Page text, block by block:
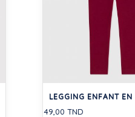
LEGGING ENFANT
49,00 TND